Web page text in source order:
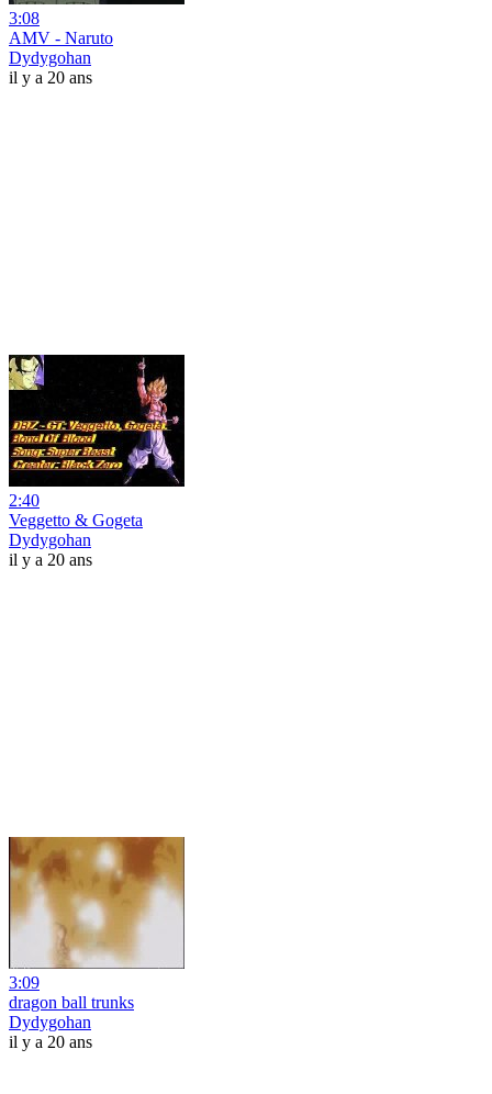
3:08
AMV - Naruto
Dydygohan
il y a 20 ans
2:40
Veggetto & Gogeta
Dydygohan
il y a 20 ans
3:09
dragon ball trunks
Dydygohan
il y a 20 ans